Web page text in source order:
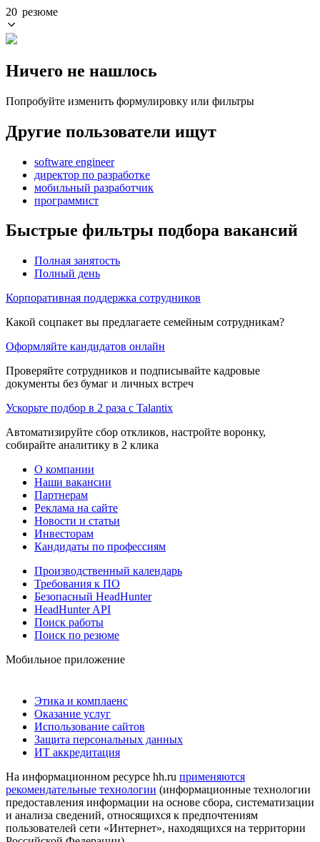
20 резюме
Ничего не нашлось
Попробуйте изменить формулировку или фильтры
Другие пользователи ищут
software engineer
директор по разработке
мобильный разработчик
программист
Быстрые фильтры подбора вакансий
Полная занятость
Полный день
Корпоративная поддержка сотрудников
Какой соцпакет вы предлагаете семейным сотрудникам?
Оформляйте кандидатов онлайн
Проверяйте сотрудников и подписывайте кадровые
документы без бумаг и личных встреч
Ускорьте подбор в 2 раза с Talantix
Автоматизируйте сбор откликов, настройте воронку,
собирайте аналитику в 2 клика
О компании
Наши вакансии
Партнерам
Реклама на сайте
Новости и статьи
Инвесторам
Кандидаты по профессиям
Производственный календарь
Требования к ПО
Безопасный HeadHunter
HeadHunter API
Поиск работы
Поиск по резюме
Мобильное приложение
Этика и комплаенс
Оказание услуг
Использование сайтов
Защита персональных данных
ИТ аккредитация
На информационном ресурсе hh.ru применяются
рекомендательные технологии (информационные технологии
предоставления информации на основе сбора, систематизации
и анализа сведений, относящихся к предпочтениям
пользователей сети «Интернет», находящихся на территории